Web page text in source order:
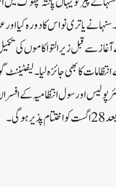
نے یاتری نواس کا
آغاز سے قبل زیر التوا کاموں کی
کا بھی جائزہ